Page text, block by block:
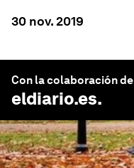
30 nov. 2019
Con la colaboración de
eldiario.es.